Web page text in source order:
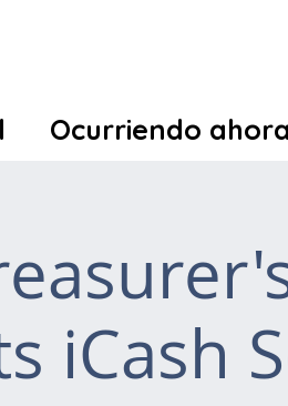
Ocurriendo ahora
iCash